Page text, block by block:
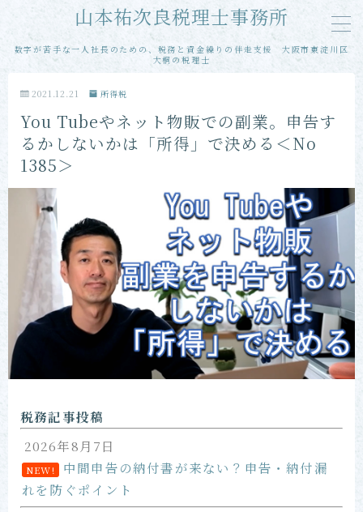
山本祐次良税理士事務所
数字が苦手な一人社長のための、税務と資金繰りの伴走支援 大阪市東淀川区
大桐の税理士
MENU
単発・スポット相談
単発・スポット申告
当事務所の特徴
お客様の声
プロフィール
お問い合わせ
2021.12.21 所得税
You Tubeやネット物販での副業。申告す
るかしないかは「所得」で決める＜No
1385＞
税務記事投稿
2026年8月7日
NEW! 中間申告の納付書が来ない？申告・納付漏
れを防ぐポイント